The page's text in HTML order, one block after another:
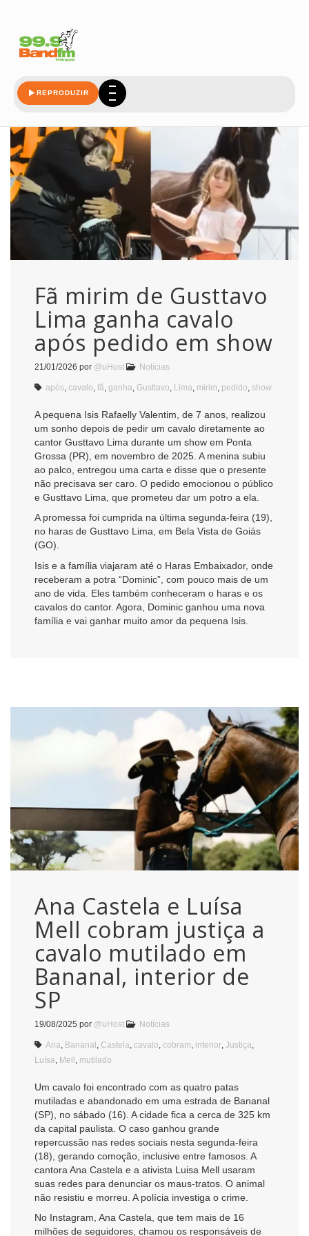
REPRODUZIR
Fã mirim de Gusttavo
Lima ganha cavalo
após pedido em show
21/01/2026 por @uHost Notícias
após cavalo fã ganha Gusttavo Lima mirim pedido show
A pequena Isis Rafaelly Valentim, de 7 anos, realizou
um sonho depois de pedir um cavalo diretamente ao
cantor Gusttavo Lima durante um show em Ponta
Grossa (PR), em novembro de 2025. A menina subiu
ao palco, entregou uma carta e disse que o presente
não precisava ser caro. O pedido emocionou o público
e Gusttavo Lima, que prometeu dar um potro a ela.
A promessa foi cumprida na última segunda-feira (19),
no haras de Gusttavo Lima, em Bela Vista de Goiás
(GO).
Isis e a família viajaram até o Haras Embaixador, onde
receberam a potra “Dominic”, com pouco mais de um
ano de vida. Eles também conheceram o haras e os
cavalos do cantor. Agora, Dominic ganhou uma nova
família e vai ganhar muito amor da pequena Isis.
Ana Castela e Luísa
Mell cobram justiça a
cavalo mutilado em
Bananal, interior de
SP
19/08/2025 por @uHost Notícias
Ana Bananal Castela cavalo cobram interior Justiça
Luísa Mell mutilado
Um cavalo foi encontrado com as quatro patas
mutiladas e abandonado em uma estrada de Bananal
(SP), no sábado (16). A cidade fica a cerca de 325 km
da capital paulista. O caso ganhou grande
repercussão nas redes sociais nesta segunda-feira
(18), gerando comoção, inclusive entre famosos. A
cantora Ana Castela e a ativista Luisa Mell usaram
suas redes para denunciar os maus-tratos. O animal
não resistiu e morreu. A polícia investiga o crime.
No Instagram, Ana Castela, que tem mais de 16
milhões de seguidores, chamou os responsáveis de